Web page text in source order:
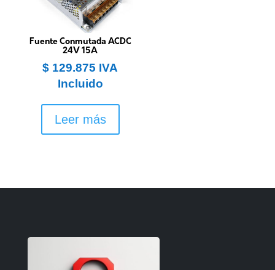
Fuente Conmutada ACDC
24V 15A
$ 129.875 IVA
Incluido
Leer más